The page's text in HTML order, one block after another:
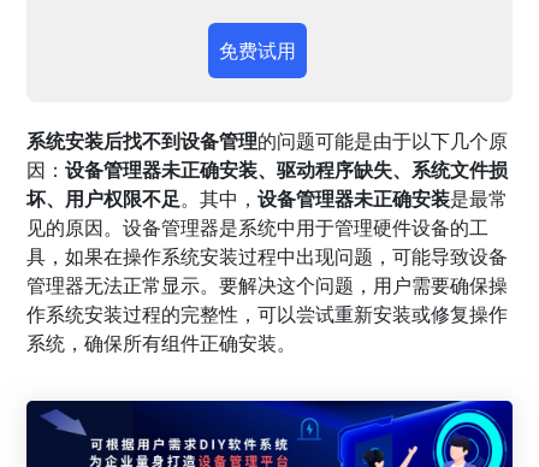
免费试用
系统安装后找不到设备管理的问题可能是由于以下几个原
因：设备管理器未正确安装、驱动程序缺失、系统文件损
坏、用户权限不足。其中，设备管理器未正确安装是最常
见的原因。设备管理器是系统中用于管理硬件设备的工
具，如果在操作系统安装过程中出现问题，可能导致设备
管理器无法正常显示。要解决这个问题，用户需要确保操
作系统安装过程的完整性，可以尝试重新安装或修复操作
系统，确保所有组件正确安装。